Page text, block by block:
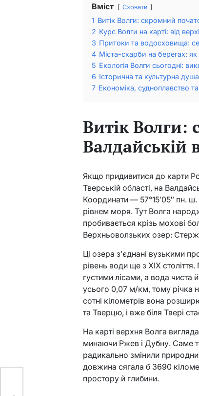
Вміст Сховати
1 Витік Волги: скромний
2 Курс Волги на карті: від
3 Притоки та водосховища:
4 Міста-скарби на берегах:
5 Екологія Волги сьогодні:
6 Історична та культурна
7 Економіка, судноплавство
Витік Волги:
Валдайській
Якщо придивитися до карти
Тверській області, на
Координати — 57°15′05″ пн. ш.
рівнем моря. Тут Волга
пробивається крізь мохові
Верхньоволзьких озер:
Ці озера з’єднані вузькими
рівень води ще з XIX
густими лісами, а вода чиста
усього 0,07 м/км, тому річка
сотні кілометрів вона
та Тверцю, і вже біля Твері
На карті верхня Волга
минаючи Ржев і Дубну. Саме
радикально змінили
довжина сягала б 3690
простору й глибини.